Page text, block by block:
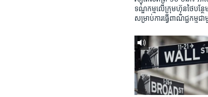
ទណ្ឌកម្ម​លើ​ក្រុមហ៊ុន​ថៃ​បន្ថ
សម្រាប់​ការ​ធ្វើ​ពាណិជ្ជកម្ម​ជ